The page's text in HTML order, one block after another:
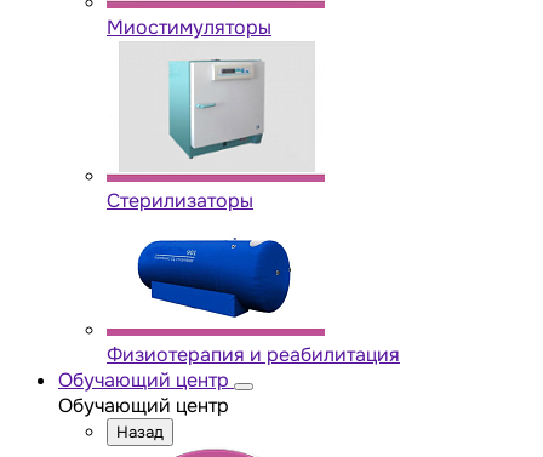
Миостимуляторы
Стерилизаторы
Физиотерапия и реабилитация
Обучающий центр
Обучающий центр
Назад